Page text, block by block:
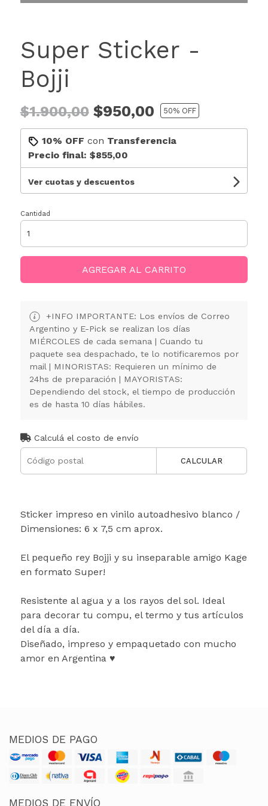
Super Sticker -
Bojji
$1.900,00$950,00 50% OFF
10% OFF con Transferencia
Precio final: $855,00
Ver cuotas y descuentos
Cantidad
AGREGAR AL CARRITO
+INFO IMPORTANTE: Los envíos de Correo
Argentino y E-Pick se realizan los días
MIÉRCOLES de cada semana | Cuando tu
paquete sea despachado, te lo notificaremos por
mail | MINORISTAS: Requieren un mínimo de
24hs de preparación | MAYORISTAS:
Dependiendo del stock, el tiempo de producción
es de hasta 10 días hábiles.
Calculá el costo de envío
CALCULAR
Sticker impreso en vinilo autoadhesivo blanco /
Dimensiones: 6 x 7,5 cm aprox.
El pequeño rey Bojji y su inseparable amigo Kage
en formato Super!
Resistente al agua y a los rayos del sol. Ideal
para decorar tu compu, el termo y tus artículos
del día a día.
Diseñado, impreso y empaquetado con mucho
amor en Argentina ♥
MEDIOS DE PAGO
MEDIOS DE ENVÍO